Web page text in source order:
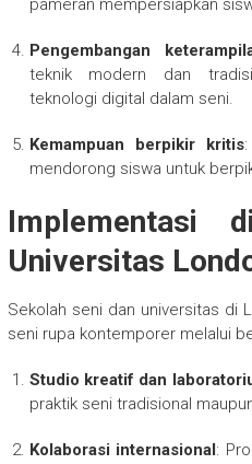
pameran mempersiapkan
Pengembangan
teknik modern dan
teknologi digital dalam seni.
Kemampuan berpikir kritis
mendorong siswa untuk
Implementasi
Universitas
Sekolah seni dan universitas di
seni rupa kontemporer melalui
Studio kreatif dan
praktik seni tradisional
Kolaborasi internasional: